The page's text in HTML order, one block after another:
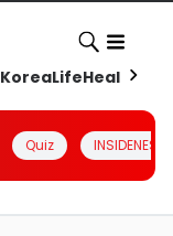
KoreaLifeHealth
Quiz INSIDENESIA